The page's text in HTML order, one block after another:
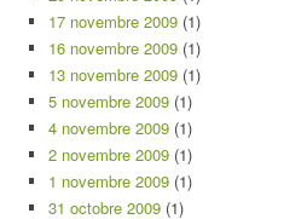
17 novembre 2009 (1)
16 novembre 2009 (1)
13 novembre 2009 (1)
5 novembre 2009 (1)
4 novembre 2009 (1)
2 novembre 2009 (1)
1 novembre 2009 (1)
31 octobre 2009 (1)